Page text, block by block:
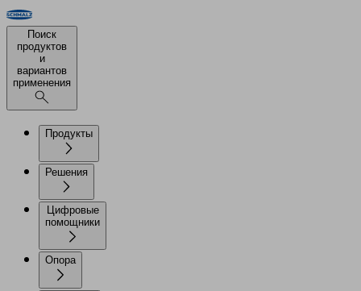
Поиск
продуктов
и
вариантов
применения
Продукты
Решения
Цифровые
помощники
Опора